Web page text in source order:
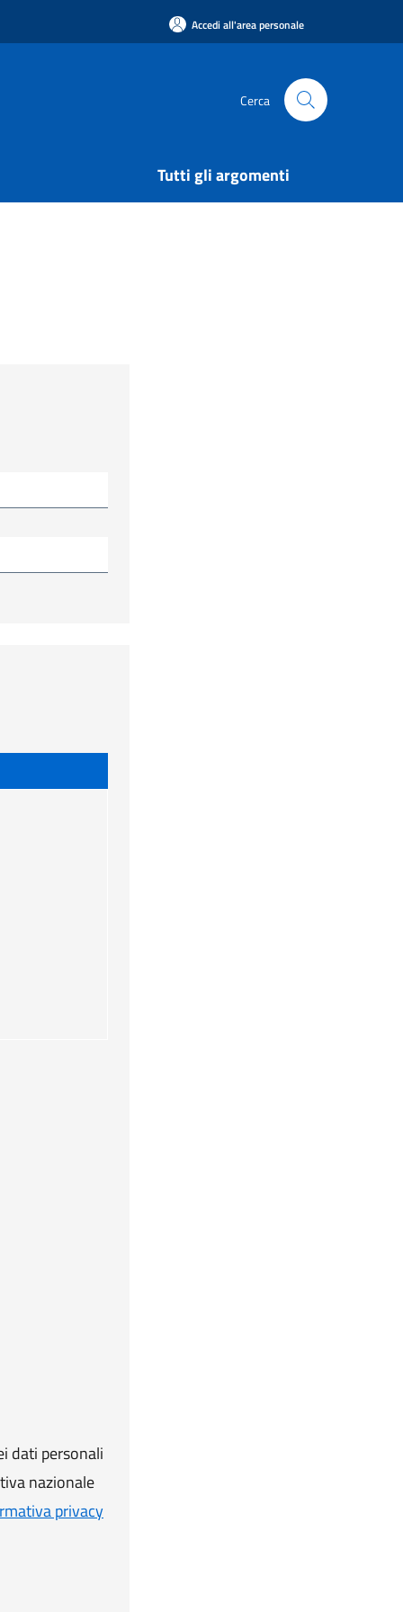
Accedi all'area personale
Cerca
Tutti gli argomenti
dati personali
nazionale
privacy